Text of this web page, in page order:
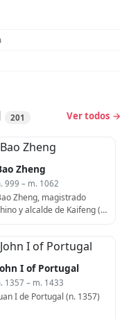
201 Ver todos →
Zheng
999 – m. 1062
Zheng, magistrado
y alcalde de Kaifeng (n.
I of Portugal
1357 – m. 1433
I de Portugal (n. 1357)